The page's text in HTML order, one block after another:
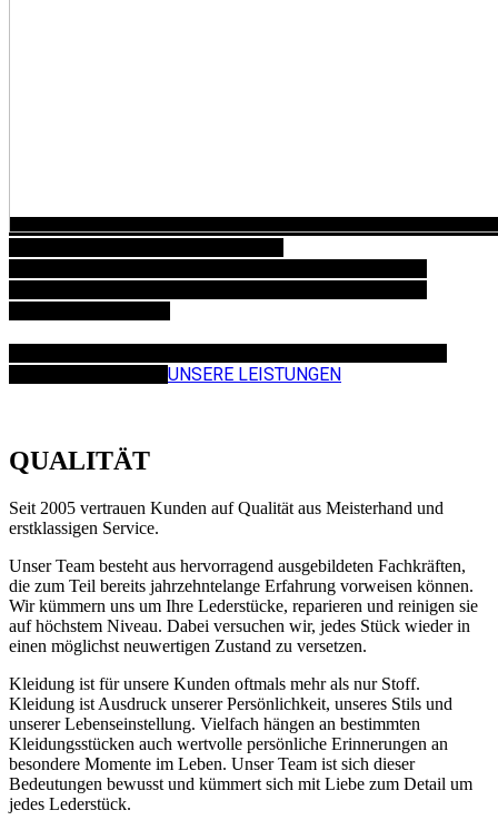
UNSERE LEISTUNGEN
QUALITÄT
Seit 2005 vertrauen Kunden auf Qualität aus Meisterhand und
erstklassigen Service.
Unser Team besteht aus hervorragend ausgebildeten Fachkräften,
die zum Teil bereits jahrzehntelange Erfahrung vorweisen können.
Wir kümmern uns um Ihre Lederstücke, reparieren und reinigen sie
auf höchstem Niveau. Dabei versuchen wir, jedes Stück wieder in
einen möglichst neuwertigen Zustand zu versetzen.
Kleidung ist für unsere Kunden oftmals mehr als nur Stoff.
Kleidung ist Ausdruck unserer Persönlichkeit, unseres Stils und
unserer Lebenseinstellung. Vielfach hängen an bestimmten
Kleidungsstücken auch wertvolle persönliche Erinnerungen an
besondere Momente im Leben. Unser Team ist sich dieser
Bedeutungen bewusst und kümmert sich mit Liebe zum Detail um
jedes Lederstück.